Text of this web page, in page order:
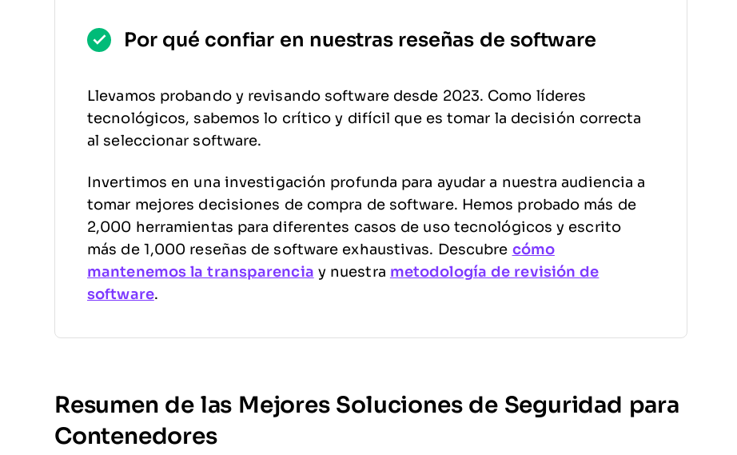
Por qué confiar en nuestras reseñas de software
Llevamos probando y revisando software desde 2023. Como líderes
tecnológicos, sabemos lo crítico y difícil que es tomar la decisión correcta
al seleccionar software.
Invertimos en una investigación profunda para ayudar a nuestra audiencia a
tomar mejores decisiones de compra de software. Hemos probado más de
2,000 herramientas para diferentes casos de uso tecnológicos y escrito
más de 1,000 reseñas de software exhaustivas. Descubre cómo
mantenemos la transparencia y nuestra metodología de revisión de
software.
Resumen de las Mejores Soluciones de Seguridad para
Contenedores